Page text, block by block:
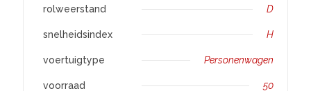
rolweerstand D
snelheidsindex H
voertuigtype Personenwagen
voorraad 50